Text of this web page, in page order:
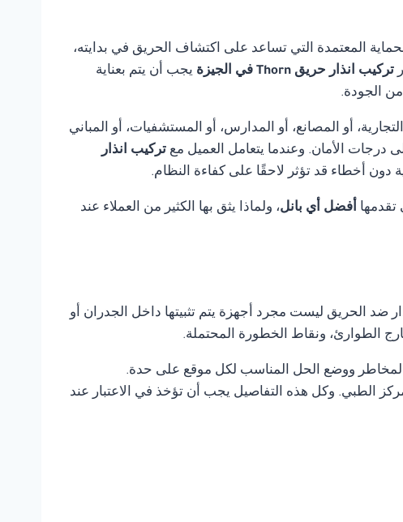
المعتمدة التي تساعد على اكتشاف الحريق في بدايته،
تركيب انذار حريق Thorn في الجيزة
يجب أن يتم بعناية
الجودة.
أو المصانع، أو المدارس، أو المستشفيات، أو المباني
درجات الأمان. وعندما يتعامل العميل مع تركيب انذار
أخطاء قد تؤثر لاحقًا على كفاءة النظام.
تقدمها أفضل أي بانل، ولماذا يثق بها الكثير من العملاء عند
ضد الحريق ليست مجرد أجهزة يتم تثبيتها داخل الجدران أو
الطوارئ، ونقاط الخطورة المحتملة.
المخاطر ووضع الحل المناسب لكل موقع على حدة.
الطبي. وكل هذه التفاصيل يجب أن تؤخذ في الاعتبار عند